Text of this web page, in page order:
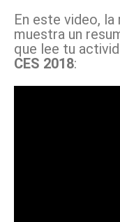
En este video, la
muestra un
que lee tu
CES 2018: